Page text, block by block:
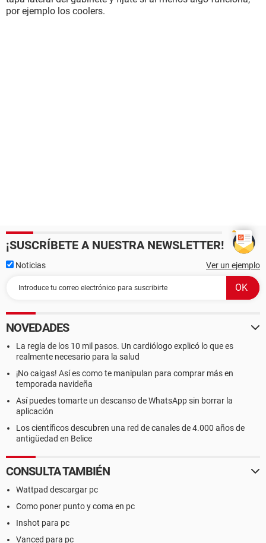
por ejemplo los coolers.
¡SUSCRÍBETE A NUESTRA NEWSLETTER!
Noticias Ver un ejemplo
NOVEDADES
La regla de los 10 mil pasos. Un cardiólogo explicó lo que es
realmente necesario para la salud
¡No caigas! Así es como te manipulan para comprar más en
temporada navideña
Así puedes tomarte un descanso de WhatsApp sin borrar la
aplicación
Los científicos descubren una red de canales de 4.000 años de
antigüedad en Belice
CONSULTA TAMBIÉN
Wattpad descargar pc
Como poner punto y coma en pc
Inshot para pc
Vanced para pc